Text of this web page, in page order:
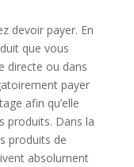
devoir payer. En
que vous
directe ou dans
payer
afin qu’elle
produits. Dans la
produits de
absolument